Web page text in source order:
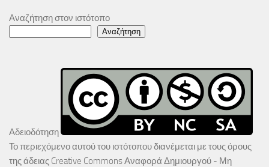
Αναζήτηση στον ιστότοπο
Αναζήτηση
Αδειοδότηση
Το περιεχόμενο αυτού του ιστότοπου διανέμεται με τους όρους
της άδειας Creative Commons Αναφορά Δημιουργού - Μη